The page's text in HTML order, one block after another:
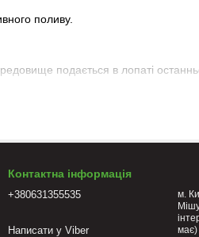
поливу.
подається в лопаті
Після поливу шток знову
до вітрових навантажень.
Для рівномірного
Контактна інформація
+380631355535
Написати у Viber
м.
має)